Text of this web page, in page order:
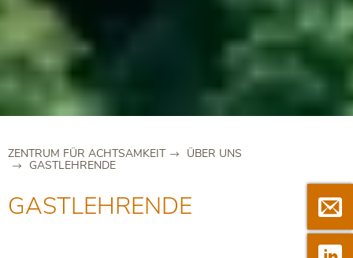
ZENTRUM FÜR ACHTSAMKEIT ÜBER UNS
GASTLEHRENDE
GASTLEHRENDE 